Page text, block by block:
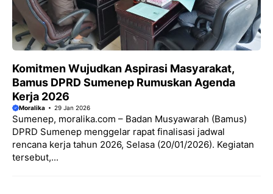
Komitmen Wujudkan Aspirasi Masyarakat,
Bamus DPRD Sumenep Rumuskan Agenda
Kerja 2026
Moralika 29 Jan 2026
Sumenep, moralika.com – Badan Musyawarah (Bamus)
DPRD Sumenep menggelar rapat finalisasi jadwal
rencana kerja tahun 2026, Selasa (20/01/2026). Kegiatan
tersebut,...